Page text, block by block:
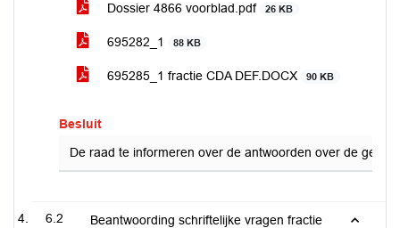
Dossier 4866 voorblad.pdf
26 KB
695282_1 88 KB
695285_1 fractie CDA DEF.DOCX 90 KB
Besluit
De raad te informeren over de antwoorden over de
6.2
Beantwoording schriftelijke vragen fractie